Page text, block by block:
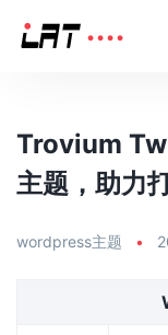
Trovium
主题，助力
wordpress主题 •